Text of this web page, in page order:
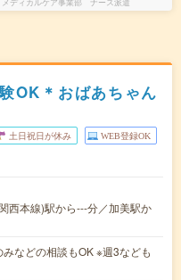
ディカルケア事業部 ナース派遣
OK＊おばあちゃん
土日祝日が休み WEB登録OK
西本線)駅から---分／加美駅か
などの相談もOK ※週3なども